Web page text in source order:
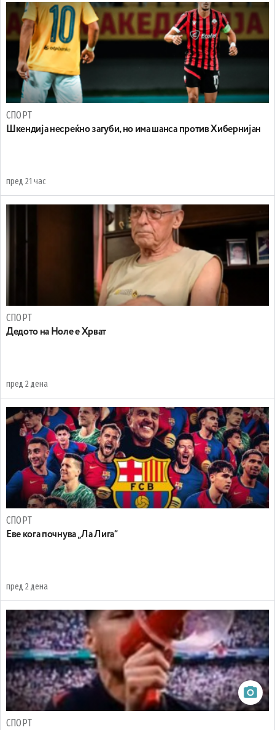
СПОРТ
Шкендија несреќно загуби, но има шанса против Хибернијан
пред 21 час
СПОРТ
Дедото на Ноле е Хрват
пред 2 дена
СПОРТ
Еве кога почнува „Ла Лига“
пред 2 дена
СПОРТ